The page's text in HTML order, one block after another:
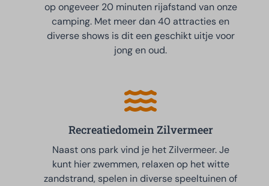
op ongeveer 20 minuten rijafstand van onze
camping. Met meer dan 40 attracties en
diverse shows is dit een geschikt uitje voor
jong en oud.
Recreatiedomein Zilvermeer
Naast ons park vind je het Zilvermeer. Je
kunt hier zwemmen, relaxen op het witte
zandstrand, spelen in diverse speeltuinen of